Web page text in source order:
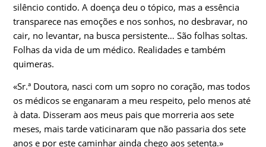
silêncio contido. A doença deu o tópico, mas a essência
transparece nas emoções e nos sonhos, no desbravar, no
cair, no levantar, na busca persistente… São folhas soltas.
Folhas da vida de um médico. Realidades e também
quimeras.
«Sr.ª Doutora, nasci com um sopro no coração, mas todos
os médicos se enganaram a meu respeito, pelo menos até
à data. Disseram aos meus pais que morreria aos sete
meses, mais tarde vaticinaram que não passaria dos sete
anos e por este caminhar ainda chego aos setenta.»